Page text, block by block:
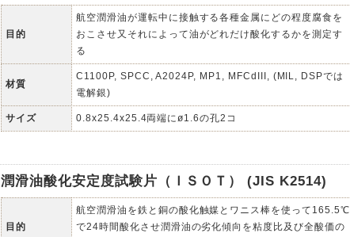
目的
航空潤滑油が運転中に接触する各種金属にどの程度腐食を
おこさせ又それによって油がどれだけ酸化するかを測定す
る
材質
C1100P, SPCC, A2024P, MP1, MFCdIII, (MIL, DSPでは
電解銀)
サイズ 0.8x25.4x25.4両端にø1.6の孔2コ
潤滑油酸化安定度試験片（ＩＳＯＴ） (JIS K2514)
目的
航空潤滑油を鉄と銅の酸化触媒とワニス棒を使って165.5℃
で24時間酸化させ潤滑油の劣化傾向を粘度比及び全酸価の